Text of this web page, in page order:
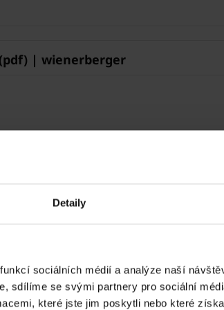
Detaily
sociálních médií a analýze naší
sdílíme se svými partnery pro sociální
které jste jim poskytli nebo které
| wienerberger